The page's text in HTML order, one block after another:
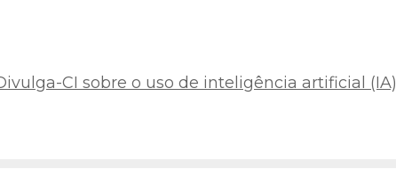
CI sobre o uso de inteligência artificial (IA)